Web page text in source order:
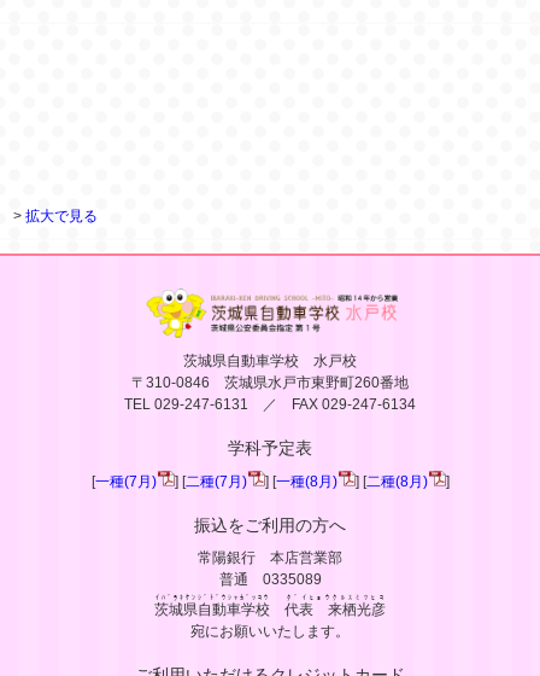
>拡大で見る
茨城県自動車学校 水戸校
〒310-0846 茨城県水戸市東野町260番地
TEL 029-247-6131 ／ FAX 029-247-6134
学科予定表
[一種(7月) ] [二種(7月) ] [一種(8月) ] [二種(8月) ]
振込をご利用の方へ
常陽銀行 本店営業部
普通 0335089
茨城県自動車学校
ｲﾊﾞﾗｷｹﾝｼﾞﾄﾞｳｼｬｶﾞｯｺｳ
代表 来栖光彦
ﾀﾞｲﾋｮｳｸﾙｽﾐﾂﾋｺ
宛にお願いいたします。